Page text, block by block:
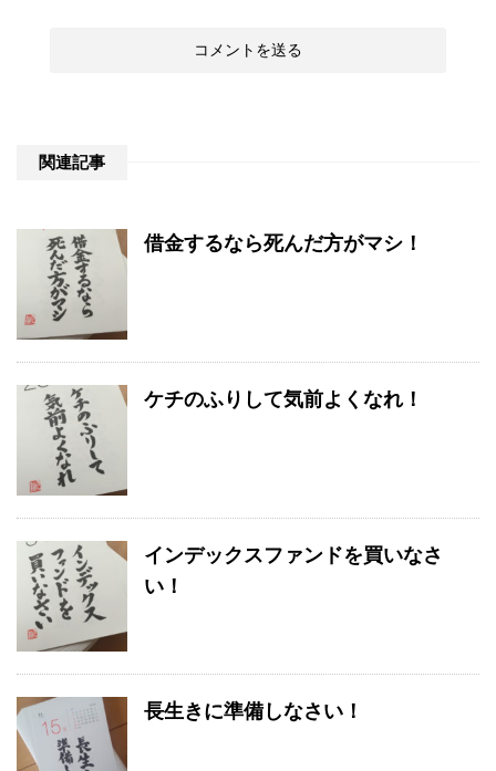
関連記事
借金するなら死んだ方がマシ！
ケチのふりして気前よくなれ！
インデックスファンドを買いなさ
い！
長生きに準備しなさい！